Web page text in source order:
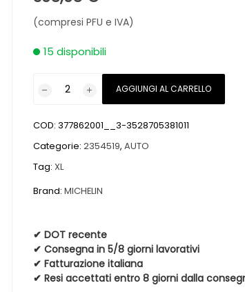
(compresi PFU e IVA)
15 disponibili
PILOT
SPORT
4
235
19
99Y
quantità
AGGIUNGI AL CARRELLO
COD: 377862001__3-3528705381011
Categorie: 2354519, AUTO
Tag: XL
Brand: MICHELIN
✔ DOT recente
✔ Consegna in 5/8 giorni lavorativi
✔ Fatturazione italiana
✔ Resi accettati entro 8 giorni dalla